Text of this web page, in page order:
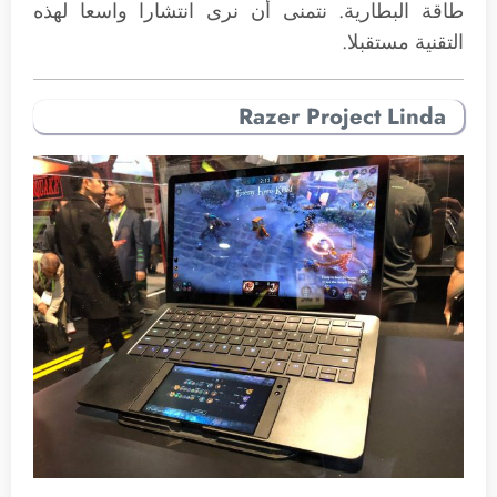
طاقة البطارية. نتمنى أن نرى انتشارا واسعا لهذه
التقنية مستقبلا.